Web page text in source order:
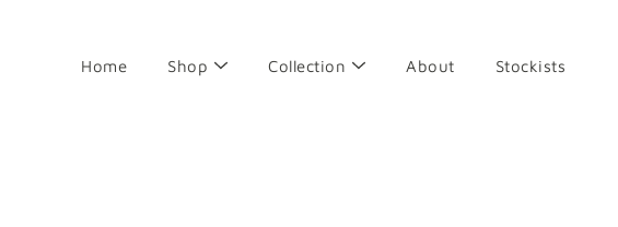
Home Shop Collection About Stockists